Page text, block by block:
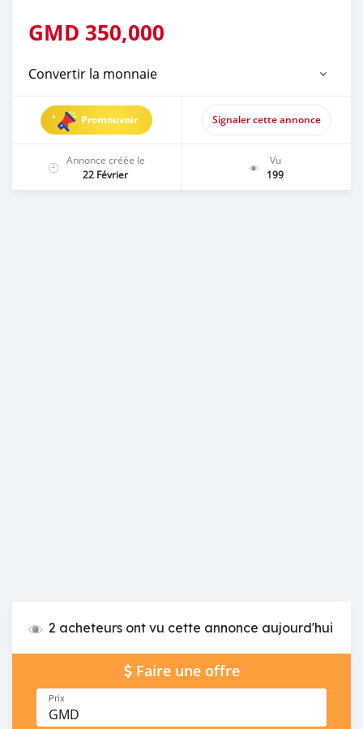
GMD 350,000
Convertir la monnaie
Promouvoir Signaler cette annonce
Annonce créée le
22 Février
Vu
199
2 acheteurs ont vu cette annonce aujourd'hui
Faire une offre
Prix
GMD